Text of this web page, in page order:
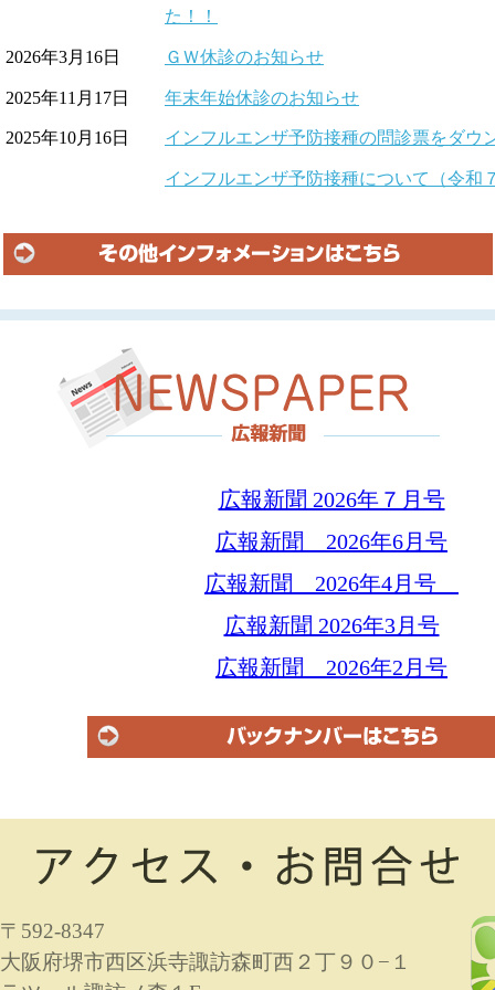
た！！
2026年3月16日 ＧＷ休診のお知らせ
2025年11月17日 年末年始休診のお知らせ
2025年10月16日 インフルエンザ予防接種の問診票をダウ
インフルエンザ予防接種について（令和
広報新聞 2026年７月号
広報新聞 2026年6月号
広報新聞 2026年4月号
広報新聞 2026年3月号
広報新聞 2026年2月号
〒592-8347
大阪府堺市西区浜寺諏訪森町西２丁９０−１